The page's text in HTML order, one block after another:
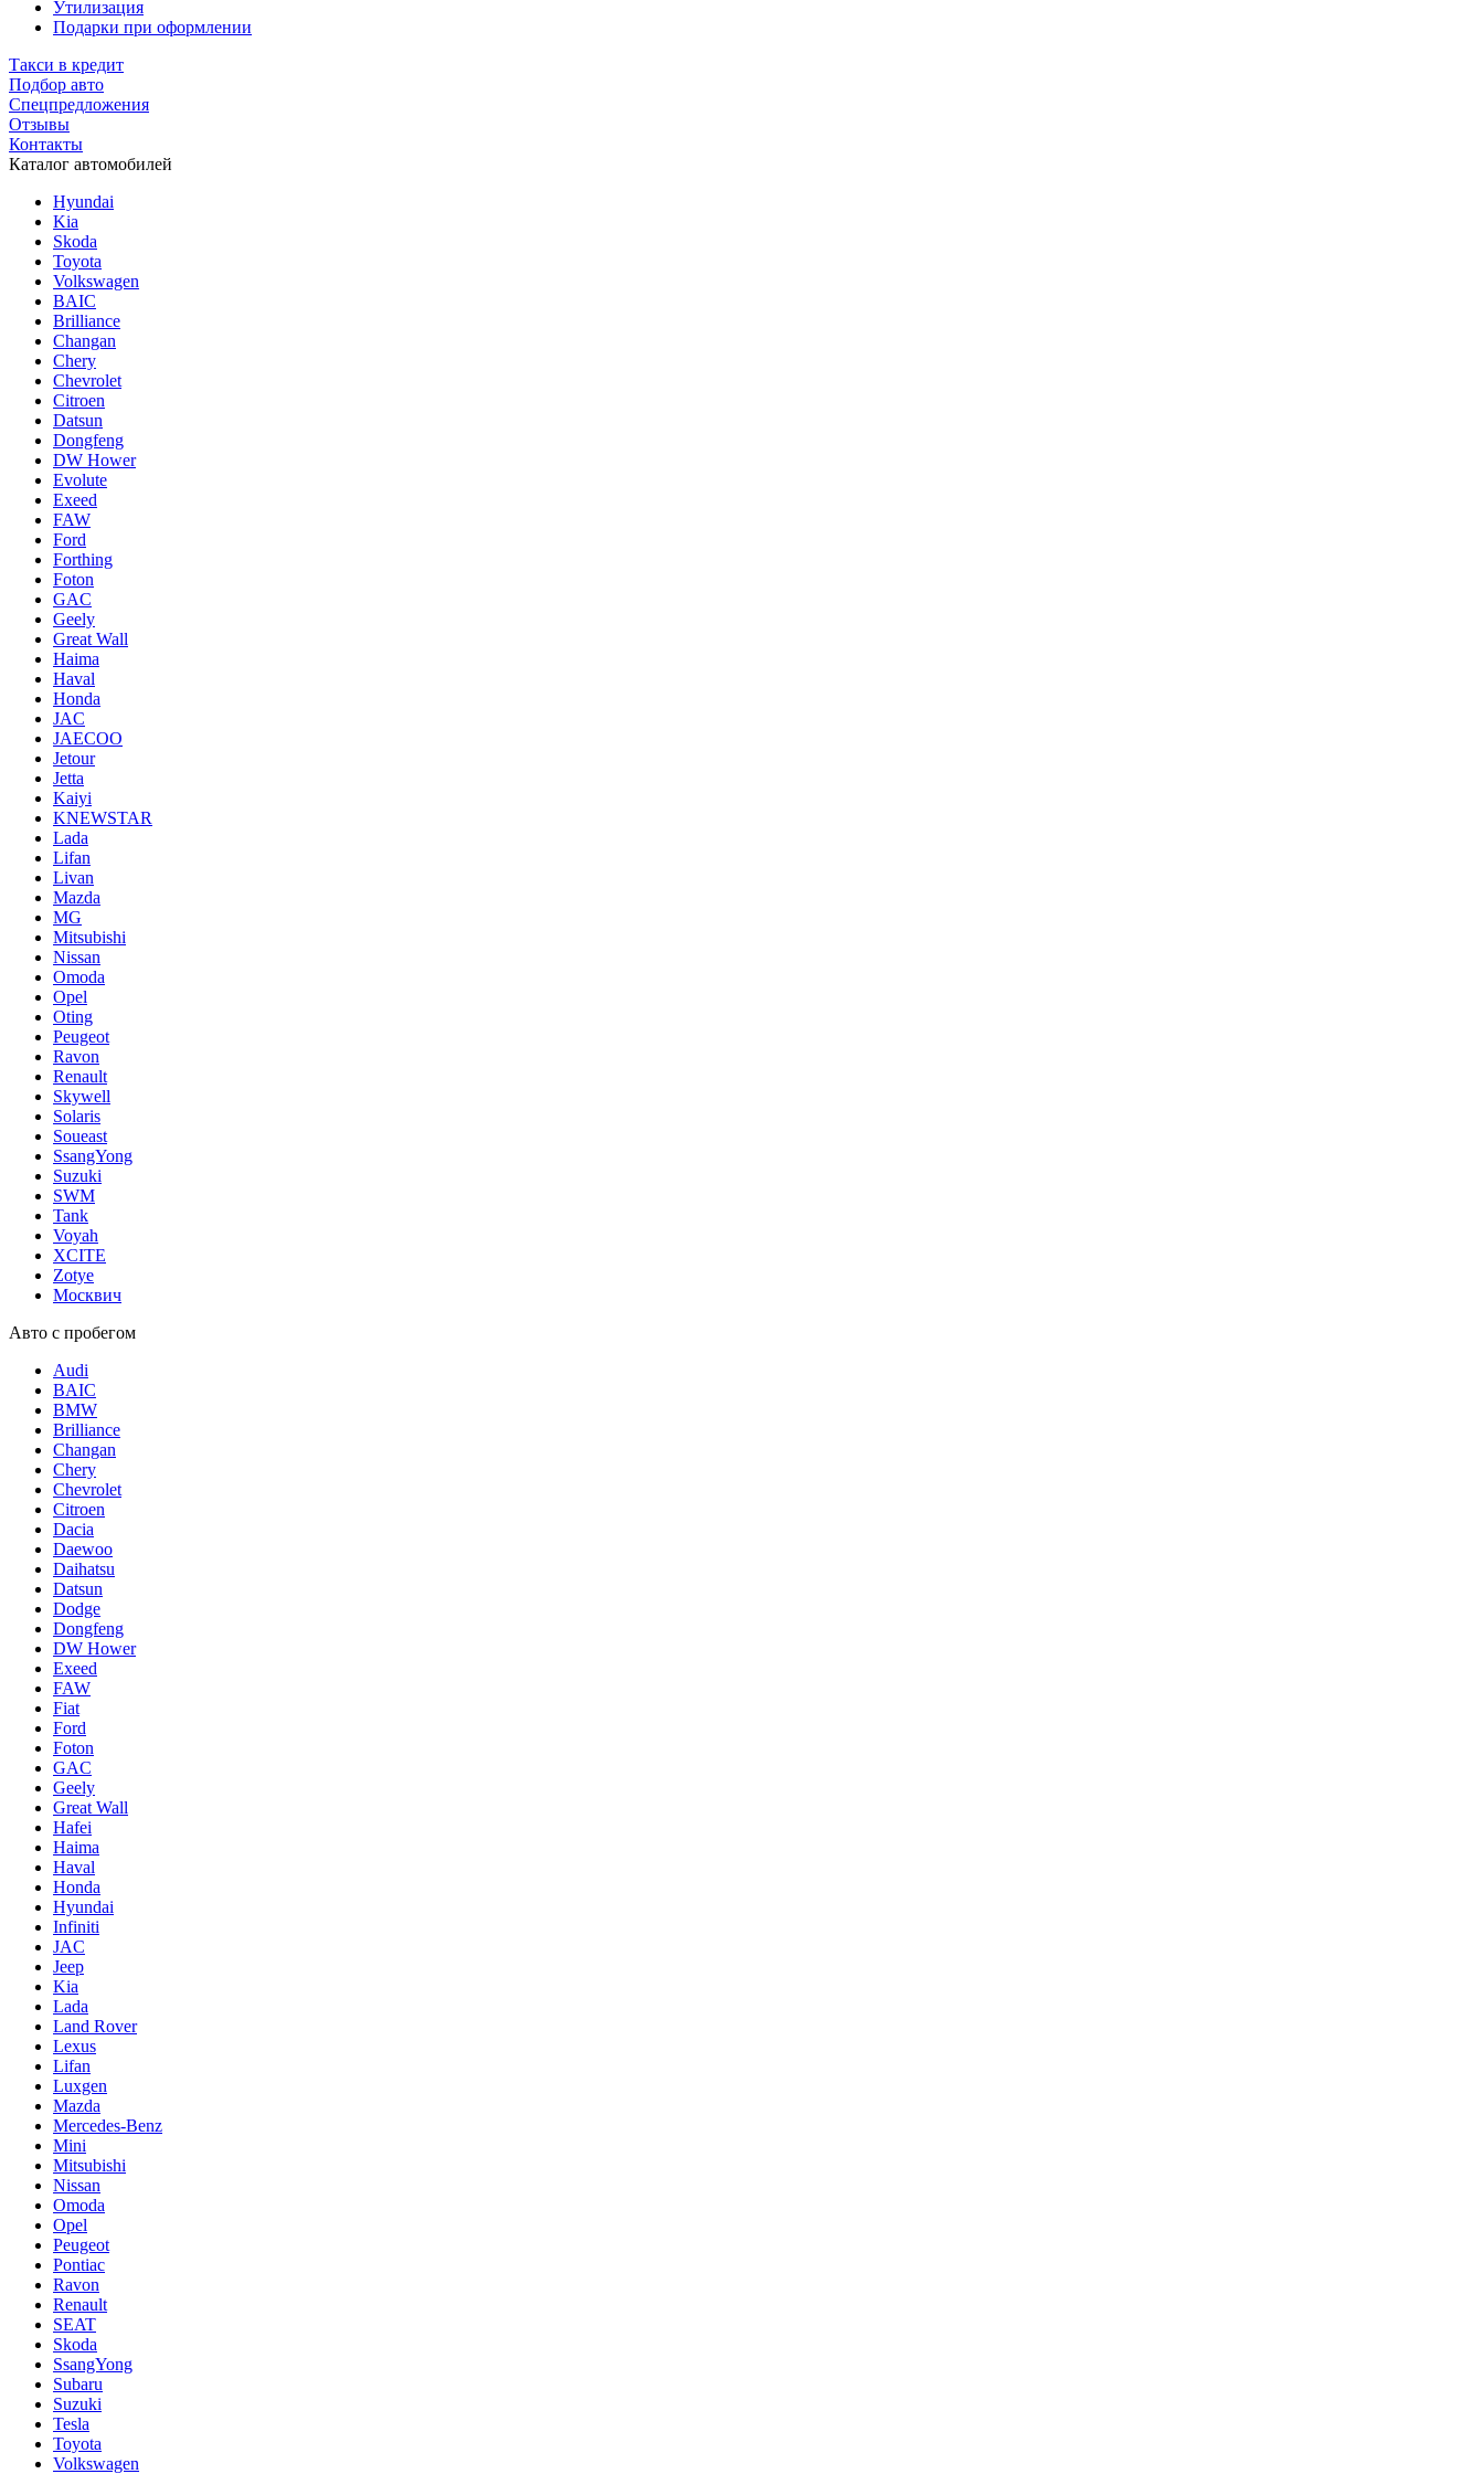
Утилизация
Подарки при оформлении
Такси в кредит
Подбор авто
Спецпредложения
Отзывы
Контакты
Каталог автомобилей
Hyundai
Kia
Skoda
Toyota
Volkswagen
BAIC
Brilliance
Changan
Chery
Chevrolet
Citroen
Datsun
Dongfeng
DW Hower
Evolute
Exeed
FAW
Ford
Forthing
Foton
GAC
Geely
Great Wall
Haima
Haval
Honda
JAC
JAECOO
Jetour
Jetta
Kaiyi
KNEWSTAR
Lada
Lifan
Livan
Mazda
MG
Mitsubishi
Nissan
Omoda
Opel
Oting
Peugeot
Ravon
Renault
Skywell
Solaris
Soueast
SsangYong
Suzuki
SWM
Tank
Voyah
XCITE
Zotye
Москвич
Авто с пробегом
Audi
BAIC
BMW
Brilliance
Changan
Chery
Chevrolet
Citroen
Dacia
Daewoo
Daihatsu
Datsun
Dodge
Dongfeng
DW Hower
Exeed
FAW
Fiat
Ford
Foton
GAC
Geely
Great Wall
Hafei
Haima
Haval
Honda
Hyundai
Infiniti
JAC
Jeep
Kia
Lada
Land Rover
Lexus
Lifan
Luxgen
Mazda
Mercedes-Benz
Mini
Mitsubishi
Nissan
Omoda
Opel
Peugeot
Pontiac
Ravon
Renault
SEAT
Skoda
SsangYong
Subaru
Suzuki
Tesla
Toyota
Volkswagen